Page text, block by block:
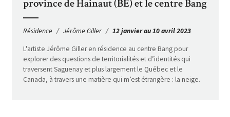
province de Hainaut (BE) et le centre Bang
Résidence Jérôme Giller 12 janvier au 10 avril 2023
L'artiste Jérôme Giller en résidence au centre Bang pour
explorer des questions de territorialités et d’identités qui
traversent Saguenay et plus largement le Québec et le
Canada, à travers une matière qui m’est étrangère : la neige.